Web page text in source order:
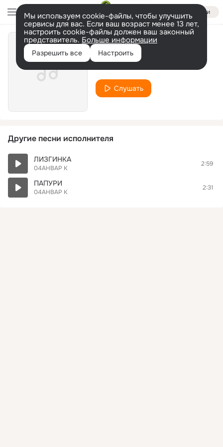
Войти
Мы используем cookie-файлы, чтобы улучшить
сервисы для вас. Если ваш возраст менее 13 лет,
настроить cookie-файлы должен ваш законный
представитель. Больше информации
Разрешить все Настроить
БОЖА
Слушать
Другие песни исполнителя
ЛИЗГИНКА
04АНВАР К
2:59
ПАПУРИ
04АНВАР К
2:31